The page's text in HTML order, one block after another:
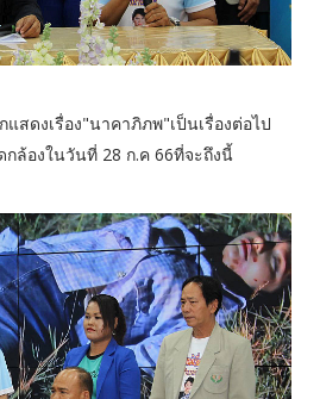
สดงเรื่อง"นาคาภิภพ"เป็นเรื่องต่อไป
กล้องในวันที่ 28 ก.ค 66ที่จะถึงนี้